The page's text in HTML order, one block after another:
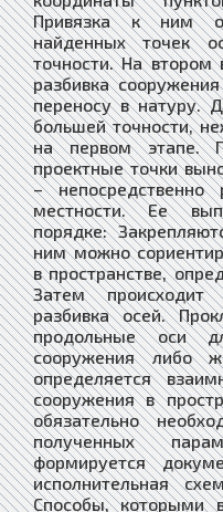
Привязка к ним
найденных точек
точности. На втором
разбивка
переносу в натуру.
большей точности,
на первом этапе.
проектные точки
–
местности. Ее
порядке:
ним можно
в пространстве,
Затем происходит
разбивка осей.
продольные оси
сооружения либо
определяется
сооружения в
обязательно
полученных
формируется
исполнительная
Способы, которыми